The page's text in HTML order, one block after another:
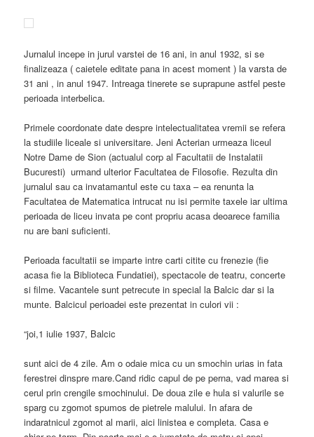
Jurnalul incepe in jurul varstei de 16 ani, in anul 1932, si se
finalizeaza ( caietele editate pana in acest moment ) la varsta de
31 ani , in anul 1947. Intreaga tinerete se suprapune astfel peste
perioada interbelica.
Primele coordonate date despre intelectualitatea vremii se refera
la studiile liceale si universitare. Jeni Acterian urmeaza liceul
Notre Dame de Sion (actualul corp al Facultatii de Instalatii
Bucuresti) urmand ulterior Facultatea de Filosofie. Rezulta din
jurnalul sau ca invatamantul este cu taxa – ea renunta la
Facultatea de Matematica intrucat nu isi permite taxele iar ultima
perioada de liceu invata pe cont propriu acasa deoarece familia
nu are bani suficienti.
Perioada facultatii se imparte intre carti citite cu frenezie (fie
acasa fie la Biblioteca Fundatiei), spectacole de teatru, concerte
si filme. Vacantele sunt petrecute in special la Balcic dar si la
munte. Balcicul perioadei este prezentat in culori vii :
“joi,1 iulie 1937, Balcic
sunt aici de 4 zile. Am o odaie mica cu un smochin urias in fata
ferestrei dinspre mare.Cand ridic capul de pe perna, vad marea si
cerul prin crengile smochinului. De doua zile e hula si valurile se
sparg cu zgomot spumos de pietrele malului. In afara de
indaratnicul zgomot al marii, aici linistea e completa. Casa e